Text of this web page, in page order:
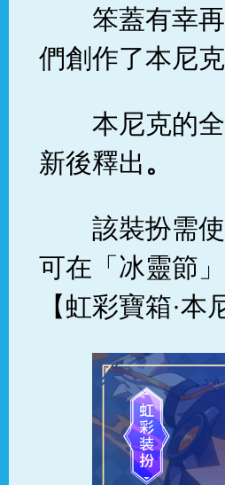
笨蓋有幸
們創作了本尼克
本尼克的
新後釋出 。
該裝扮需
可在「冰靈節
【虹彩寶箱·本